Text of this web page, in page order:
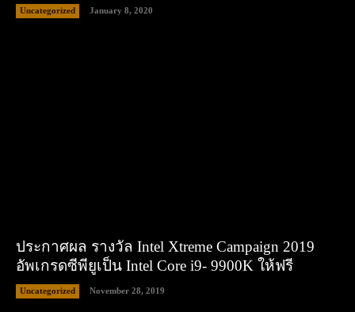
Uncategorized January 8, 2020
ประกาศผล รางวัล Intel Xtreme Campaign 2019
อัพเกรดซีพียูเป็น Intel Core i9- 9900K ให้ฟรี
Uncategorized November 28, 2019